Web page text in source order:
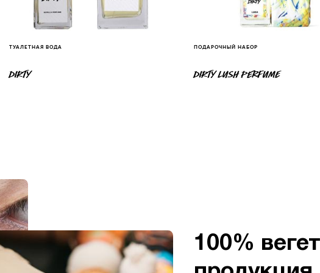
ТУАЛЕТНАЯ ВОДА
DIRTY
ПОДАРОЧНЫЙ НАБОР
DIRTY LUSH PERFUME
100%
Этические
Боремся
Свежая
Ручная
Голые